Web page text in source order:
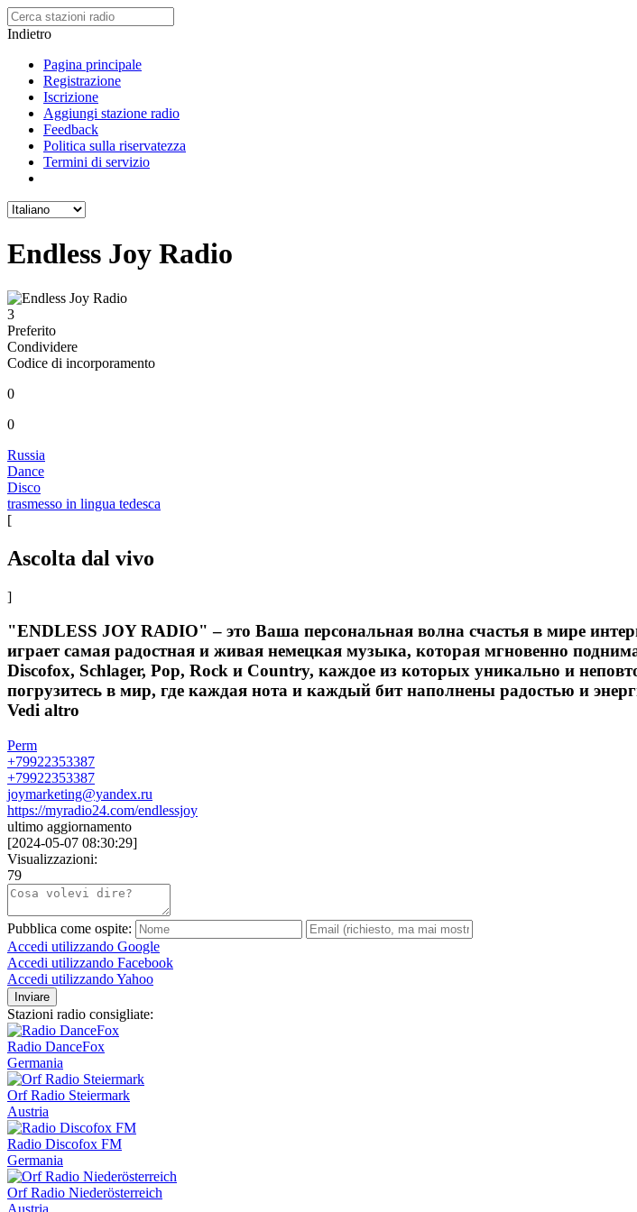
Indietro
Pagina principale
Registrazione
Iscrizione
Aggiungi stazione radio
Feedback
Politica sulla riservatezza
Termini di servizio
Endless Joy Radio
3
Preferito
Condividere
Codice di incorporamento
0
0
Russia
Dance
Disco
trasmesso in lingua tedesca
[
Ascolta dal vivo
]
"ENDLESS JOY RADIO" – это Ваша персональная волна счастья в мире
играет самая радостная и живая немецкая музыка, которая мгновенно
Discofox, Schlager, Pop, Rock и Country, каждое из которых уникально и
погрузитесь в мир, где каждая нота и каждый бит наполнены радостью и
Vedi altro
Perm
+79922353387
+79922353387
joymarketing@yandex.ru
https://myradio24.com/endlessjoy
ultimo aggiornamento
[2024-05-07 08:30:29]
Visualizzazioni:
79
Pubblica come ospite:
Accedi utilizzando Google
Accedi utilizzando Facebook
Accedi utilizzando Yahoo
Inviare
Stazioni radio consigliate:
Radio DanceFox
Germania
Orf Radio Steiermark
Austria
Radio Discofox FM
Germania
Orf Radio Niederösterreich